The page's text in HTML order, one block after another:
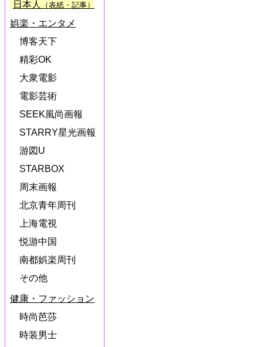
日本人 （表紙・記事）
娯楽・エンタメ
博客天下
精彩OK
大衆電影
電影芸術
SEEK風尚画報
STARRY星光画報
游図U
STARBOX
周末画報
北京青年周刊
上海電視
悦游中国
南都娯楽周刊
その他
健康・ファッション
時尚芭莎
時装男士